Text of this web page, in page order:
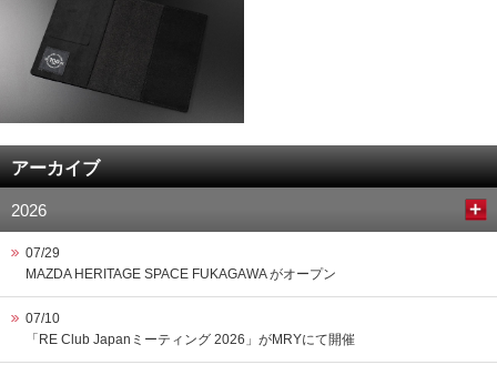
アーカイブ
2026
07/29
MAZDA HERITAGE SPACE FUKAGAWA がオープン
07/10
「RE Club Japanミーティング 2026」がMRYにて開催